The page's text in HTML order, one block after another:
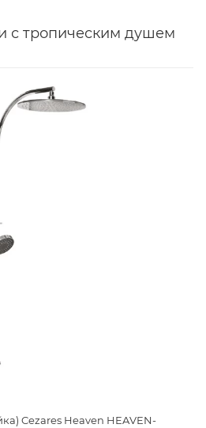
с тропическим душем
Cezares Heaven HEAVEN-